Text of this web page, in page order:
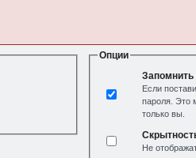
Опции
Запомнить
Если
пароля. Это
только вы.
Не